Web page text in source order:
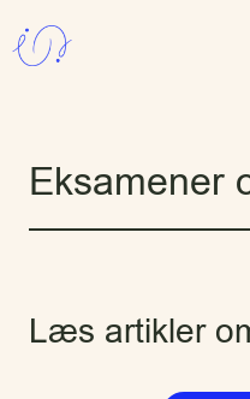
til
Eksamener
Læs artikler